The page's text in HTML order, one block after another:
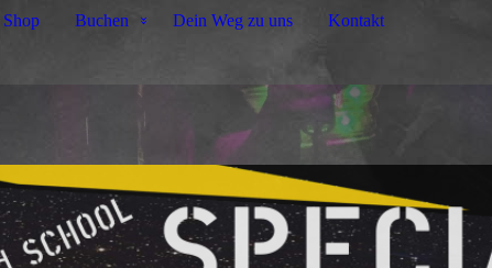
Shop Buchen Dein Weg zu uns
Kontakt